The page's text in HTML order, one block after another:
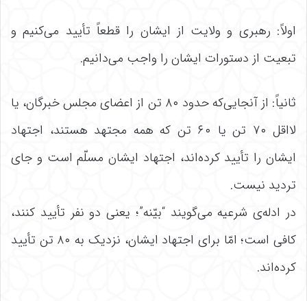
اولاً: رهبری و ولایت از ایشان را قطعاً تأیید می‌کنیم و
تبعیت از دستورات ایشان را واجب می‌دانیم.
ثانیاً: از آنجایی‌که حدود ۸۰ تن از اعضای مجلس خبرگان، یا
لااقل ۷۰ تن یا ۶۰ تن که همه مجتهد هستند، اجتهاد
ایشان را تأیید کرده‌اند، اجتهاد ایشان مسلّم است و جای
تردید نیست.
در ادله‌ی شرعیه می‌گویند “بیّنه”؛ یعنی دو نفر تأیید کنند،
کافی است؛ امّا برای اجتهاد ایشان، نزدیک به ۸۰ تن تأیید
کرده‌اند.